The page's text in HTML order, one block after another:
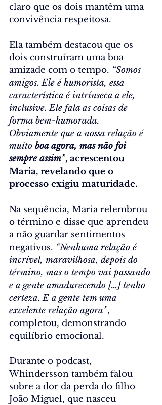
claro que os dois mantêm uma
convivência respeitosa.
Ela também destacou que os
dois construíram uma boa
amizade com o tempo. “Somos
amigos. Ele é humorista, essa
característica é intrínseca a ele,
inclusive. Ele fala as coisas de
forma bem-humorada.
Obviamente que a nossa relação é
muito boa agora, mas não foi
sempre assim”, acrescentou
Maria, revelando que o
processo exigiu maturidade.
Na sequência, Maria relembrou
o término e disse que aprendeu
a não guardar sentimentos
negativos. “Nenhuma relação é
incrível, maravilhosa, depois do
término, mas o tempo vai passando
e a gente amadurecendo […] tenho
certeza. E a gente tem uma
excelente relação agora”,
completou, demonstrando
equilíbrio emocional.
Durante o podcast,
Whindersson também falou
sobre a dor da perda do filho
João Miguel, que nasceu